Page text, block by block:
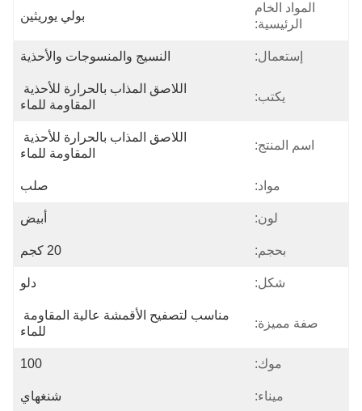
المواد الخام
الرئيسية:
بولي يوريثين
إستعمال: النسيج والمنسوجات والأحذية
يكتب:
اللاصق المذاب بالحرارة للأحذية
المقاومة للماء
اسم المنتج:
اللاصق المذاب بالحرارة للأحذية
المقاومة للماء
مواد: صلب
لون: أبيض
بحجم: 20 كجم
شكل: دلو
صفة مميزة:
مناسب لتصفيح الأقمشة عالية المقاومة
للماء
موك: 100
ميناء: شنغهاي